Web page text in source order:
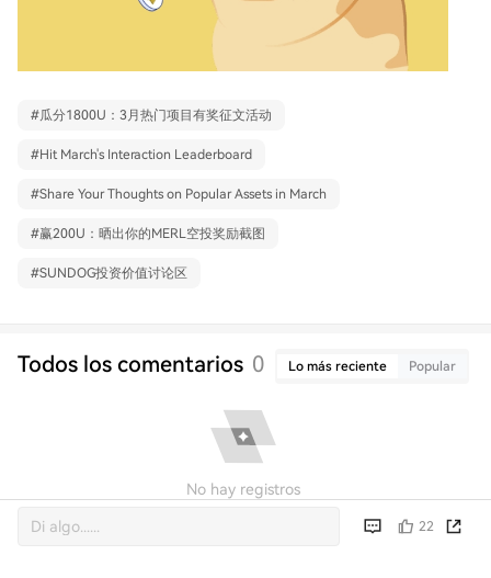
#瓜分1800U：3月热门项目有奖征文活动
#Hit March's Interaction Leaderboard
#Share Your Thoughts on Popular Assets in March
#赢200U：晒出你的MERL空投奖励截图
#SUNDOG投资价值讨论区
Todos los comentarios 0 Lo más reciente Popular
No hay registros
22